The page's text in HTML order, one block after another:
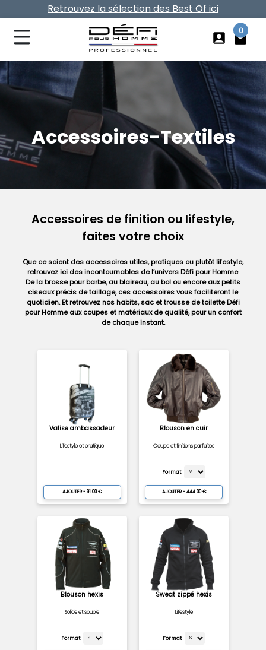
Retrouvez la sélection des Best Of ici
Vos frais de port offerts dès 40€ d'achat
account_box local_mall
0
Accessoires-Textiles
Accessoires de finition ou lifestyle,
faites votre choix
Que ce soient des accessoires utiles, pratiques ou plutôt lifestyle,
retrouvez ici des incontournables de l’univers Défi pour Homme.
De la brosse pour barbe, au blaireau, au bol ou encore aux petits
ciseaux précis de taillage, ces accessoires vous faciliteront le
quotidien. Et retrouvez nos habits, sac et trousse de toilette Défi
pour Homme aux coupes et matériaux de qualité, pour un confort
de chaque instant.
Valise ambassadeur
Lifestyle et pratique
AJOUTER - 91.00 €
Blouson en cuir
Coupe et finitions parfaites
Format
AJOUTER - 444.00 €
Blouson hexis
Solide et souple
Format
Sweat zippé hexis
Lifestyle
Format